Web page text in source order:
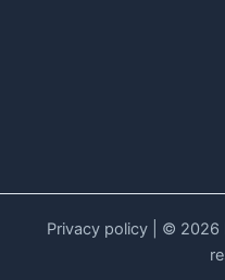
Privacy policy| © 2026